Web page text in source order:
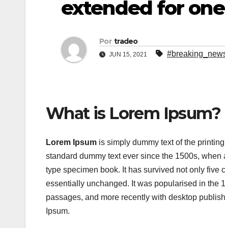
extended for
Por tradeo
JUN 15, 2021
What is Lorem Ipsum?
Lorem Ipsum is simply dummy text of the
standard dummy text ever since the 1500s,
type specimen book. It has survived not only
essentially unchanged. It was popularised in the
passages, and more recently with desktop
Ipsum.